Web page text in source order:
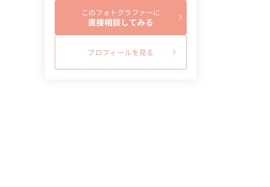
このフォトグラファーに
直接相談してみる
プロフィールを見る